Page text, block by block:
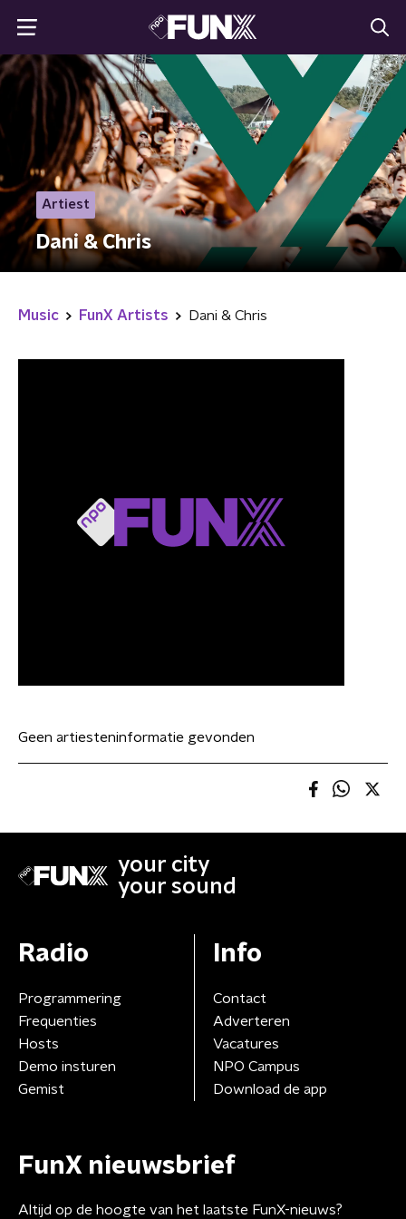
Artiest
Dani & Chris
Music FunX Artists Dani & Chris
Geen artiesteninformatie gevonden
your city
your sound
Radio
Programmering
Frequenties
Hosts
Demo insturen
Gemist
Info
Contact
Adverteren
Vacatures
NPO Campus
Download de app
FunX nieuwsbrief
Altijd op de hoogte van het laatste FunX-nieuws?